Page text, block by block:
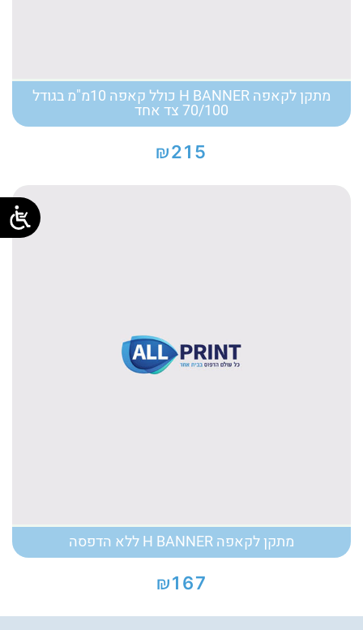
מתקן לקאפה H BANNER כולל קאפה 10מ"מ בגודל
70/100 צד אחד
₪215
מתקן לקאפה H BANNER ללא הדפסה
₪167